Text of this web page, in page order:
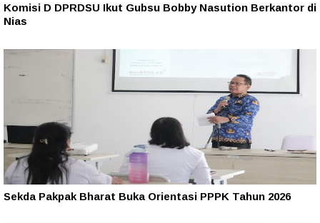
Komisi D DPRDSU Ikut Gubsu Bobby Nasution Berkantor di
Nias
Sekda Pakpak Bharat Buka Orientasi PPPK Tahun 2026